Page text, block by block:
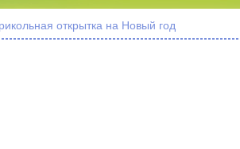
открытка на Новый год